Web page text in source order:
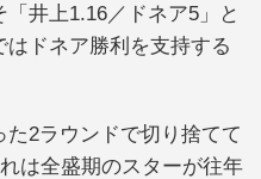
井上1.16／ドネア5」と
ドネア勝利を支持する
2ラウンドで切り捨てて
は全盛期のスターが往年